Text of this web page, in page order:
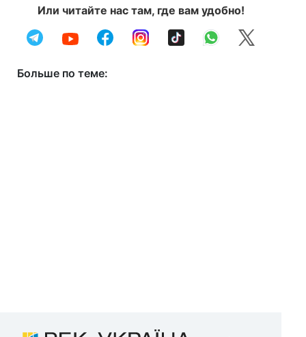
Или читайте нас там, где вам удобно!
Больше по теме: